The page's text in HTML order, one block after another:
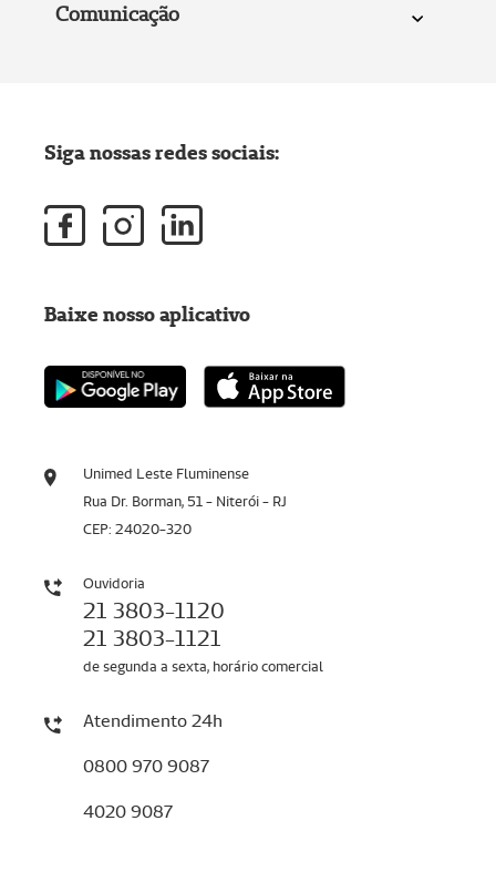
Comunicação
Unimed Leste Fluminense
Rua Dr. Borman, 51 - Niterói - RJ
CEP: 24020-320
Ouvidoria
21 3803-1120
21 3803-1121
de segunda a sexta, horário comercial
Atendimento 24h
0800 970 9087
4020 9087
Siga nossas redes sociais:
Baixe nosso aplicativo